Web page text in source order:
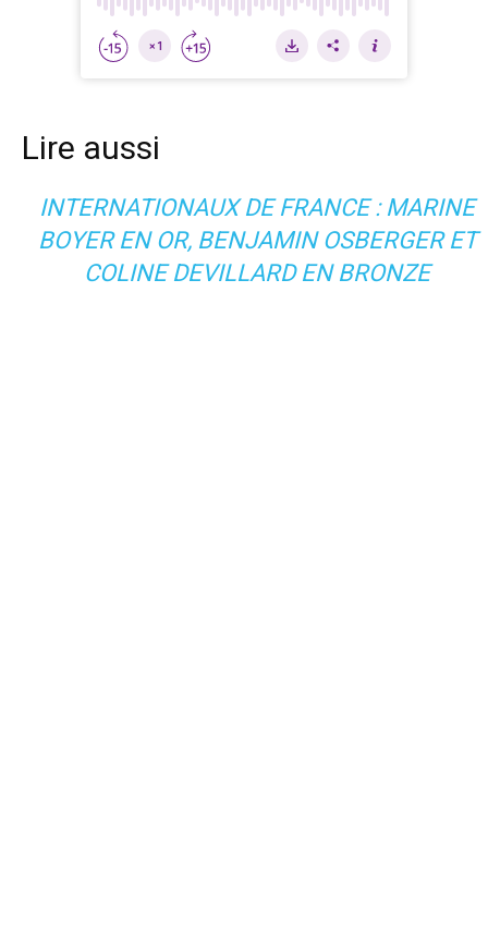
Lire aussi
INTERNATIONAUX DE FRANCE : MARINE
BOYER EN OR, BENJAMIN OSBERGER ET
COLINE DEVILLARD EN BRONZE